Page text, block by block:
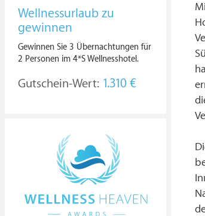
Wellnessurlaub zu
gewinnen
Gewinnen Sie 3 Übernachtungen für
2 Personen im 4*S Wellnesshotel.
Gutschein-Wert: 1.310 €